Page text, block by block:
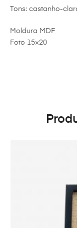
Tons: castanho-
Moldura MDF
Foto 15×20